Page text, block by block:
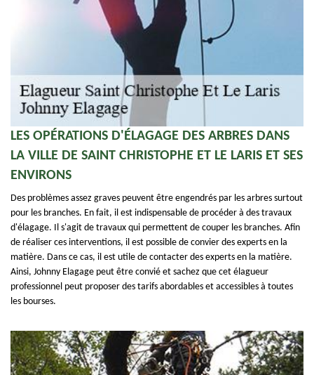
LES OPÉRATIONS D'ÉLAGAGE DES ARBRES DANS
LA VILLE DE SAINT CHRISTOPHE ET LE LARIS ET SES
ENVIRONS
Des problèmes assez graves peuvent être engendrés par les arbres surtout
pour les branches. En fait, il est indispensable de procéder à des travaux
d'élagage. Il s'agit de travaux qui permettent de couper les branches. Afin
de réaliser ces interventions, il est possible de convier des experts en la
matière. Dans ce cas, il est utile de contacter des experts en la matière.
Ainsi, Johnny Elagage peut être convié et sachez que cet élagueur
professionnel peut proposer des tarifs abordables et accessibles à toutes
les bourses.